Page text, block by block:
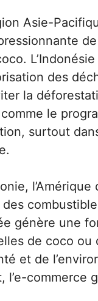
Asie-
des
la
le
surtout
des
génère une
de coco
et de
l’e-commerce